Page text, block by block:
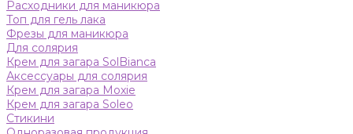
Расходники для маникюра
Топ для гель лака
Фрезы для маникюра
Для солярия
Крем для загара SolBianca
Аксессуары для солярия
Крем для загара Moxie
Крем для загара Soleo
Стикини